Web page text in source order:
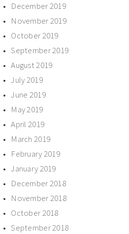
December 2019
November 2019
October 2019
September 2019
August 2019
July 2019
June 2019
May 2019
April 2019
March 2019
February 2019
January 2019
December 2018
November 2018
October 2018
September 2018